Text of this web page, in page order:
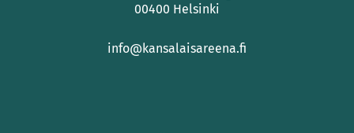
00400 Helsinki
info@kansalaisareena.fi